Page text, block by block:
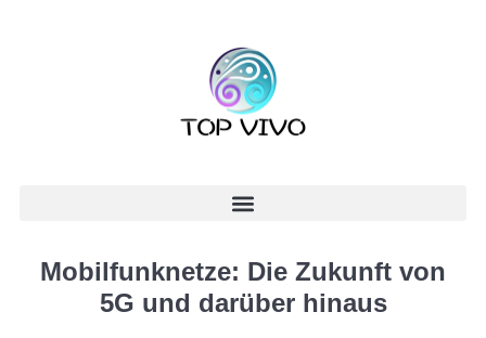
Mobilfunknetze: Die Zukunft von
5G und darüber hinaus